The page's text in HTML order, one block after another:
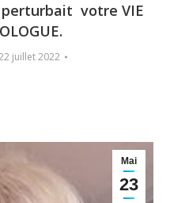
perturbait votre VIE
juillet 2022
Mai
23